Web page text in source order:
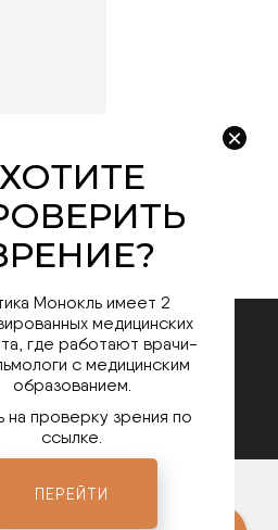
с нашими
Монокль имеет 2
медицинских
где работают врачи-
с медицинским
образованием.
на проверку зрения по
ссылке.
ПЕРЕЙТИ